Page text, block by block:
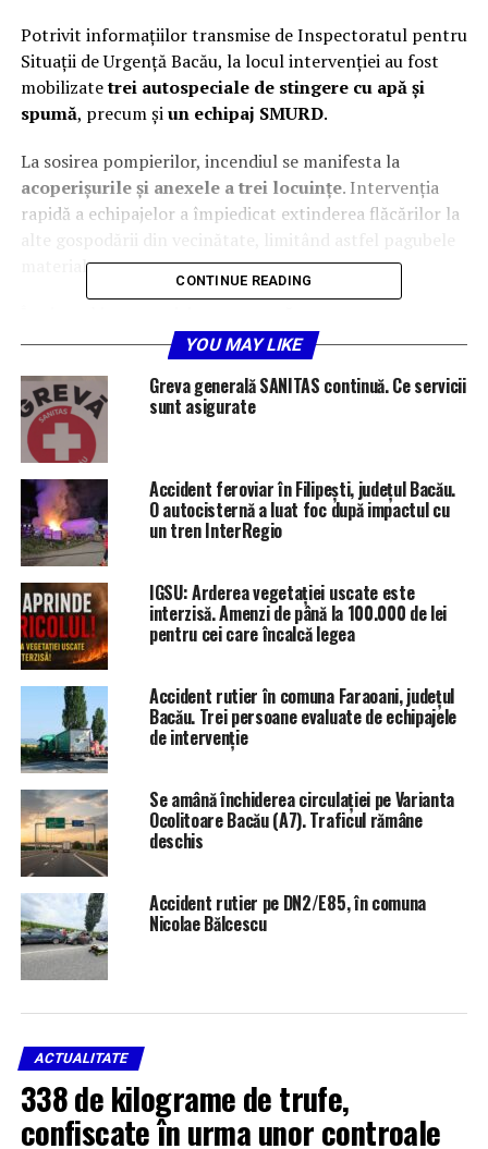
Potrivit informațiilor transmise de Inspectoratul pentru
Situații de Urgență Bacău, la locul intervenției au fost
mobilizatetrei autospeciale de stingere cu apă și
spumă, precum șiun echipaj SMURD.
La sosirea pompierilor, incendiul se manifesta la
acoperișurile și anexele a trei locuințe. Intervenția
rapidă a echipajelor a împiedicat extinderea flăcărilor la
alte gospodării din vecinătate, limitând astfel pagubele
materiale.
plagă tăiată la membrul superiora fost preluată de
echipajul SMURD și transportată laUnitatea de Primiri
Urgențe Bacău
pentru îngrijiri medicale.
Pagubele produse de incendiu
În urma incendiului au fost înregistrate următoarele
pagube materiale:
aproximativ
șio anexă de circa 40 mp;
aproximativ50 mp din acoperișul unei locuințe
șio anexă de aproximativ 20 mp
aproximativ30 mp din acoperișul unei
locuințe
, precum șiizolația pe o suprafață de
aproximativ 70 mp.
Cauza probabilă a incendiului
Conform pompierilor,cauza probabilă de producere a
incendiului
RELATED TOPICS: INCENDIU BACĂU
INCENDIU LOCUINȚĂ
INTERVENȚIE POMPIERI
ISU BACĂU
STIRILE PLUS TV BACAU
CONTINUE READING
YOU MAY LIKE
Greva generală SANITAS continuă. Ce servicii
sunt asigurate
Accident feroviar în Filipești, județul Bacău.
O autocisternă a luat foc după impactul cu
un tren InterRegio
IGSU: Arderea vegetației uscate este
interzisă. Amenzi de până la 100.000 de lei
pentru cei care încalcă legea
Accident rutier în comuna Faraoani, județul
Bacău. Trei persoane evaluate de echipajele
de intervenție
Se amână închiderea circulației pe Varianta
Ocolitoare Bacău (A7). Traficul rămâne
deschis
Accident rutier pe DN2/E85, în comuna
Nicolae Bălcescu
ACTUALITATE
338 de kilograme de trufe,
confiscate în urma unor controale